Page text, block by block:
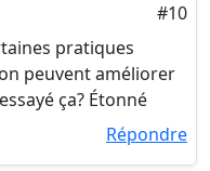
#10
pratiques
peuvent améliorer
ça? Étonné
Répondre